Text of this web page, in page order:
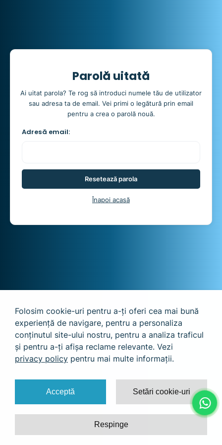
Parolă uitată
Ai uitat parola? Te rog să introduci numele tău de utilizator
sau adresa ta de email. Vei primi o legătură prin email
pentru a crea o parolă nouă.
Adresă email:
Resetează parola
Înapoi acasă
Folosim cookie-uri pentru a-ți oferi cea mai bună
experiență de navigare, pentru a personaliza
conținutul site-ului nostru, pentru a analiza traficul
și pentru a-ți afișa reclame relevante. Vezi
privacy policy pentru mai multe informații.
Acceptă Setări cookie-uri
Respinge